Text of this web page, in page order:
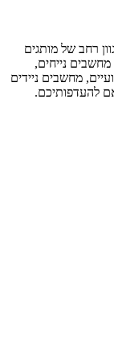
רחב של מותגים
נייחים,
מחשבים ניידים
להעדפותיכם.